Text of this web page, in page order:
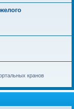
кранов